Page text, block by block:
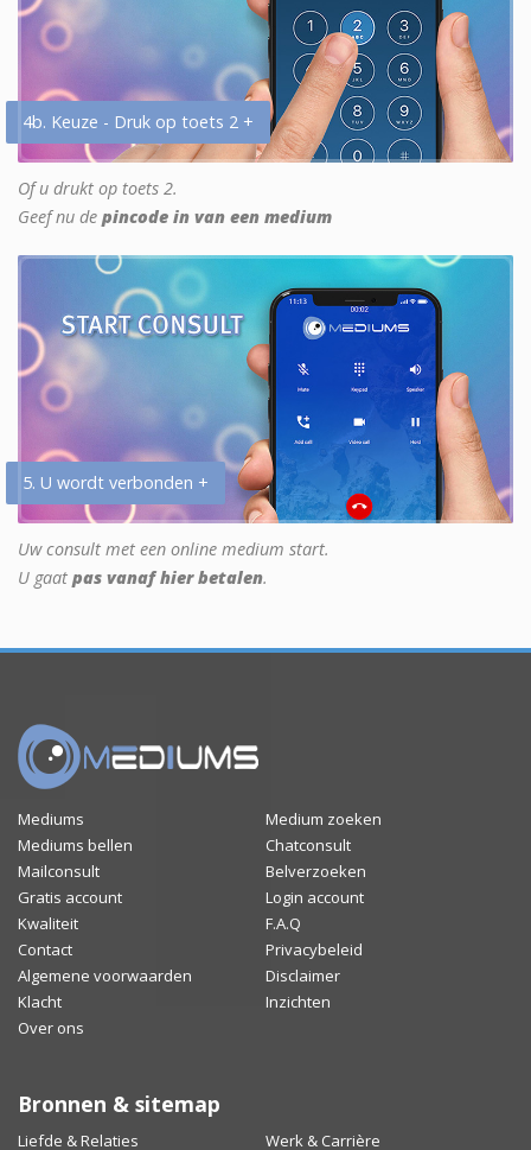
4b. Keuze - Druk op toets 2 +
Of u drukt op toets 2.
Geef nu de pincode in van een medium
5. U wordt verbonden +
Uw consult met een online medium start.
U gaat pas vanaf hier betalen.
Mediums
Medium zoeken
Mediums bellen
Chatconsult
Mailconsult
Belverzoeken
Gratis account
Login account
Kwaliteit
F.A.Q
Contact
Privacybeleid
Algemene voorwaarden
Disclaimer
Klacht
Inzichten
Over ons
Bronnen & sitemap
Liefde & Relaties Werk & Carrière